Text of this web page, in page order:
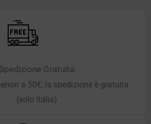
Spedizione Gratuita
a 50€, la spedizione è gratuita.
(solo Italia)